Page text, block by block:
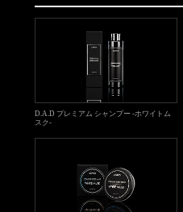
D.A.D プレミアム シャンプー -ホワイトム
スク-